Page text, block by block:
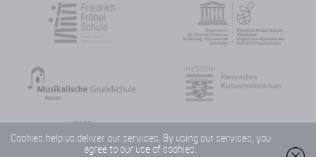
Cookies help us deliver our services. By using our services, you
agree to our use of cookies.